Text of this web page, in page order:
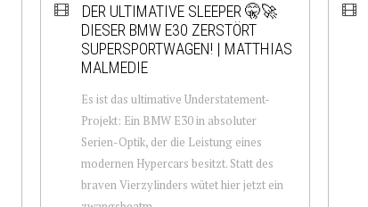
DER ULTIMATIVE SLEEPER 🤫🚀
DIESER BMW E30 ZERSTÖRT
SUPERSPORTWAGEN! | MATTHIAS
MALMEDIE
Es ist das ultimative Understatement-
Projekt: Ein BMW E30 in absoluter
Serien-Optik, der die Leistung eines
modernen Hypercars besitzt. Statt des
braven Vierzylinders wütet hier jetzt ein